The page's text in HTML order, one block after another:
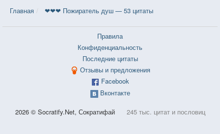
Главная ❤❤❤ Пожиратель душ — 53 цитаты
Правила
Конфиденциальность
Последние цитаты
Отзывы и предложения
Facebook
Вконтакте
2026 © Socratify.Net, Сократифай 245 тыс. цитат и пословиц